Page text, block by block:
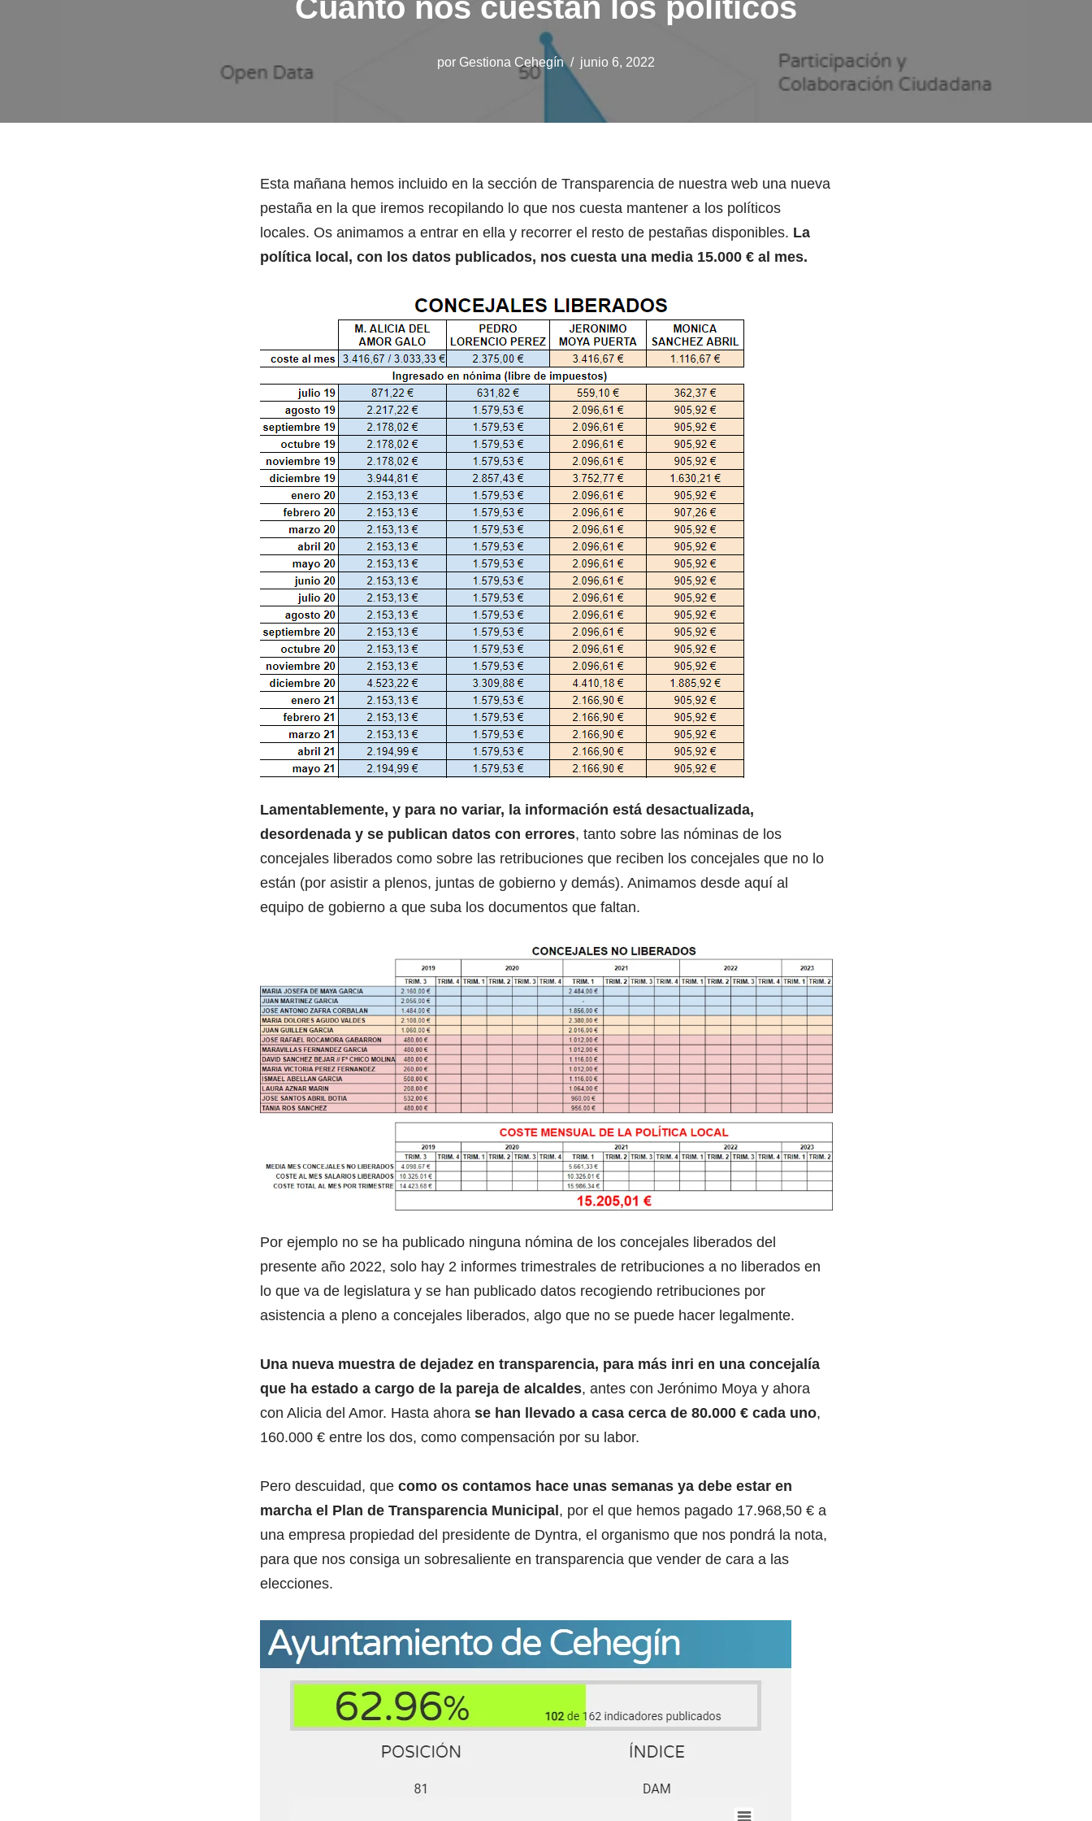
Cuánto nos cuestan los políticos
por Gestiona Cehegín junio 6, 2022
Esta mañana hemos incluido en la sección de Transparencia de nuestra web una nueva
pestaña en la que iremos recopilando lo que nos cuesta mantener a los políticos
locales. Os animamos a entrar en ella y recorrer el resto de pestañas disponibles. La
política local, con los datos publicados, nos cuesta una media 15.000 € al mes.
Lamentablemente, y para no variar, la información está desactualizada,
desordenada y se publican datos con errores, tanto sobre las nóminas de los
concejales liberados como sobre las retribuciones que reciben los concejales que no lo
están (por asistir a plenos, juntas de gobierno y demás). Animamos desde aquí al
equipo de gobierno a que suba los documentos que faltan.
Por ejemplo no se ha publicado ninguna nómina de los concejales liberados del
presente año 2022, solo hay 2 informes trimestrales de retribuciones a no liberados en
lo que va de legislatura y se han publicado datos recogiendo retribuciones por
asistencia a pleno a concejales liberados, algo que no se puede hacer legalmente.
Una nueva muestra de dejadez en transparencia, para más inri en una concejalía
que ha estado a cargo de la pareja de alcaldes, antes con Jerónimo Moya y ahora
con Alicia del Amor. Hasta ahora se han llevado a casa cerca de 80.000 € cada uno,
160.000 € entre los dos, como compensación por su labor.
Pero descuidad, que como os contamos hace unas semanas ya debe estar en
marcha el Plan de Transparencia Municipal, por el que hemos pagado 17.968,50 € a
una empresa propiedad del presidente de Dyntra, el organismo que nos pondrá la nota,
para que nos consiga un sobresaliente en transparencia que vender de cara a las
elecciones.